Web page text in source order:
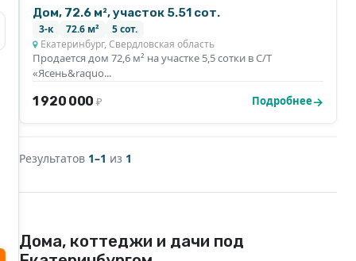
Дом, 72.6 м², участок 5.51 сот.
3-к 72.6 м²
5 сот.
Екатеринбург, Свердловская область
Продается дом 72,6 м² на участке 5,5 сотки в С/Т
«Ясень&raquo...
1 920 000 ₽ Подробнее
Результатов 1–1 из 1
Дома, коттеджи и дачи под